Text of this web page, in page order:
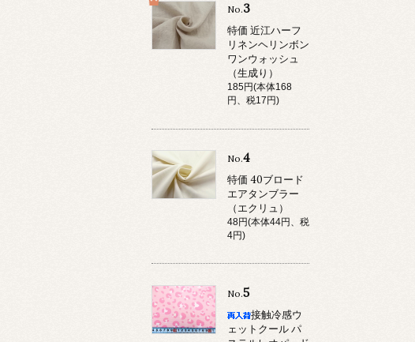
No.3
特価 近江ハーフ
リネンヘリンボン
ワンウォッシュ
（生成り）
185円(本体168
円、税17円)
No.4
特価 40ブロード
エアタンブラー
（エクリュ）
48円(本体44円、税
4円)
No.5
接触冷感ウ
ェットクール パ